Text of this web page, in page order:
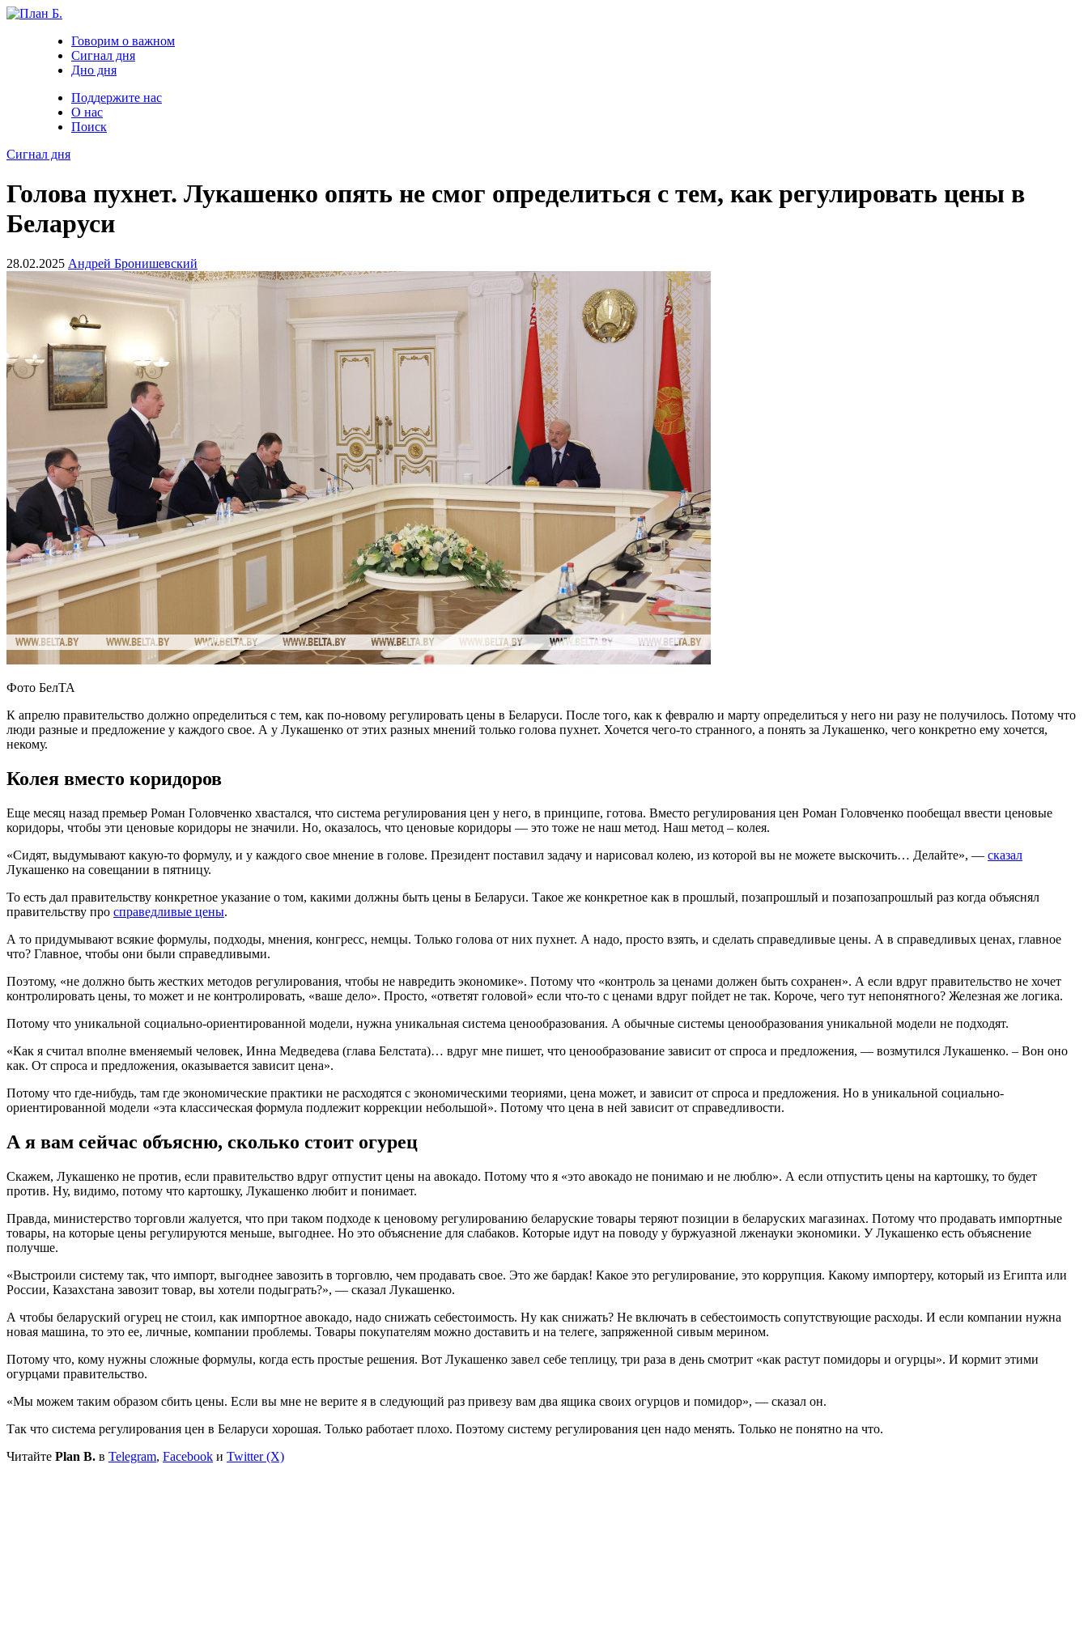
Говорим о важном
Сигнал дня
Дно дня
Поддержите нас
О нас
Поиск
Сигнал дня
Голова пухнет. Лукашенко опять не смог определиться с тем, как регулировать цены в
Беларуси
28.02.2025 Андрей Бронишевский
Фото БелТА
К апрелю правительство должно определиться с тем, как по-новому регулировать цены в Беларуси. После того, как к февралю и марту определиться у него ни разу не получилось. Потому что
люди разные и предложение у каждого свое. А у Лукашенко от этих разных мнений только голова пухнет. Хочется чего-то странного, а понять за Лукашенко, чего конкретно ему хочется,
некому.
Колея вместо коридоров
Еще месяц назад премьер Роман Головченко хвастался, что система регулирования цен у него, в принципе, готова. Вместо регулирования цен Роман Головченко пообещал ввести ценовые
коридоры, чтобы эти ценовые коридоры не значили. Но, оказалось, что ценовые коридоры — это тоже не наш метод. Наш метод – колея.
«Сидят, выдумывают какую-то формулу, и у каждого свое мнение в голове. Президент поставил задачу и нарисовал колею, из которой вы не можете выскочить… Делайте», — сказал
Лукашенко на совещании в пятницу.
То есть дал правительству конкретное указание о том, какими должны быть цены в Беларуси. Такое же конкретное как в прошлый, позапрошлый и позапозапрошлый раз когда объяснял
правительству про справедливые цены.
А то придумывают всякие формулы, подходы, мнения, конгресс, немцы. Только голова от них пухнет. А надо, просто взять, и сделать справедливые цены. А в справедливых ценах, главное
что? Главное, чтобы они были справедливыми.
Поэтому, «не должно быть жестких методов регулирования, чтобы не навредить экономике». Потому что «контроль за ценами должен быть сохранен». А если вдруг правительство не хочет
контролировать цены, то может и не контролировать, «ваше дело». Просто, «ответят головой» если что-то с ценами вдруг пойдет не так. Короче, чего тут непонятного? Железная же логика.
Потому что уникальной социально-ориентированной модели, нужна уникальная система ценообразования. А обычные системы ценообразования уникальной модели не подходят.
«Как я считал вполне вменяемый человек, Инна Медведева (глава Белстата)… вдруг мне пишет, что ценообразование зависит от спроса и предложения, — возмутился Лукашенко. – Вон оно
как. От спроса и предложения, оказывается зависит цена».
Потому что где-нибудь, там где экономические практики не расходятся с экономическими теориями, цена может, и зависит от спроса и предложения. Но в уникальной социально-
ориентированной модели «эта классическая формула подлежит коррекции небольшой». Потому что цена в ней зависит от справедливости.
А я вам сейчас объясню, сколько стоит огурец
Скажем, Лукашенко не против, если правительство вдруг отпустит цены на авокадо. Потому что я «это авокадо не понимаю и не люблю». А если отпустить цены на картошку, то будет
против. Ну, видимо, потому что картошку, Лукашенко любит и понимает.
Правда, министерство торговли жалуется, что при таком подходе к ценовому регулированию беларуские товары теряют позиции в беларуских магазинах. Потому что продавать импортные
товары, на которые цены регулируются меньше, выгоднее. Но это объяснение для слабаков. Которые идут на поводу у буржуазной лженауки экономики. У Лукашенко есть объяснение
получше.
«Выстроили систему так, что импорт, выгоднее завозить в торговлю, чем продавать свое. Это же бардак! Какое это регулирование, это коррупция. Какому импортеру, который из Египта или
России, Казахстана завозит товар, вы хотели подыграть?», — сказал Лукашенко.
А чтобы беларуский огурец не стоил, как импортное авокадо, надо снижать себестоимость. Ну как снижать? Не включать в себестоимость сопутствующие расходы. И если компании нужна
новая машина, то это ее, личные, компании проблемы. Товары покупателям можно доставить и на телеге, запряженной сивым мерином.
Потому что, кому нужны сложные формулы, когда есть простые решения. Вот Лукашенко завел себе теплицу, три раза в день смотрит «как растут помидоры и огурцы». И кормит этими
огурцами правительство.
«Мы можем таким образом сбить цены. Если вы мне не верите я в следующий раз привезу вам два ящика своих огурцов и помидор», — сказал он.
Так что система регулирования цен в Беларуси хорошая. Только работает плохо. Поэтому систему регулирования цен надо менять. Только не понятно на что.
Читайте Plan B. в Telegram, Facebook и Twitter (X)